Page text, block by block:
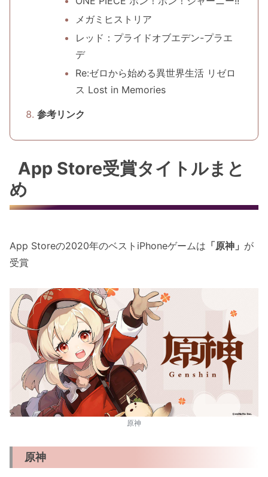
メガミヒストリア
レッド：プライドオブエデン-プラエ
デ
Re:ゼロから始める異世界生活 リゼロ
ス Lost in Memories
参考リンク
App Store受賞タイトルまと
め
App Storeの2020年のベストiPhoneゲームは 「原神」 が
受賞
原神
原神